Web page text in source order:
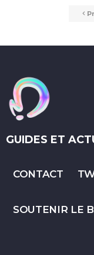
GUIDES ET
CONTACT
SOUTENIR LE